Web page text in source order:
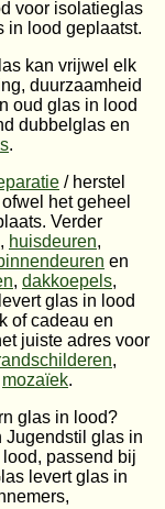
voor isolatieglas
in lood geplaatst.
kan vrijwel elk
duurzaamheid
oud glas in lood
dubbelglas en
.
/ herstel
ofwel het geheel
Verder
, huisdeuren,
en
, dakkoepels,
glas in lood
of cadeau en
juiste adres voor
,
mozaïek.
glas in lood?
Jugendstil glas in
passend bij
levert glas in